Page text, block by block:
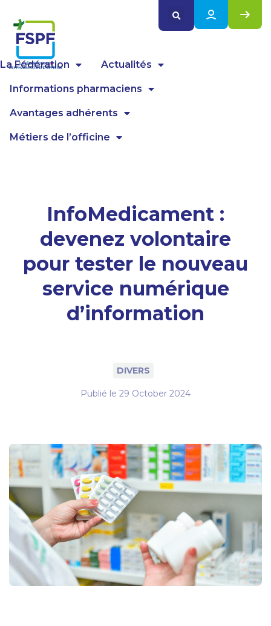
La Fédération Actualités
Informations pharmaciens
Avantages adhérents
Métiers de l’officine
InfoMedicament :
devenez volontaire
pour tester le nouveau
service numérique
d’information
DIVERS
Publié le 29 October 2024